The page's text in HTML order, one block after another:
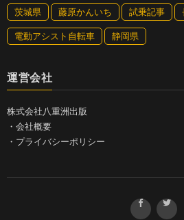
茨城県 藤原かんいち 試乗記事
電動アシスト自転車 静岡県
運営会社
株式会社八重洲出版
・ 会社概要
・ プライバシーポリシー